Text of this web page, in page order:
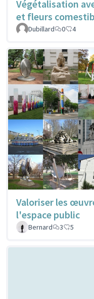
Végétalisation
et fleurs
Dubillard
0 4
Valoriser les
l'espace public
Bernard
3 5